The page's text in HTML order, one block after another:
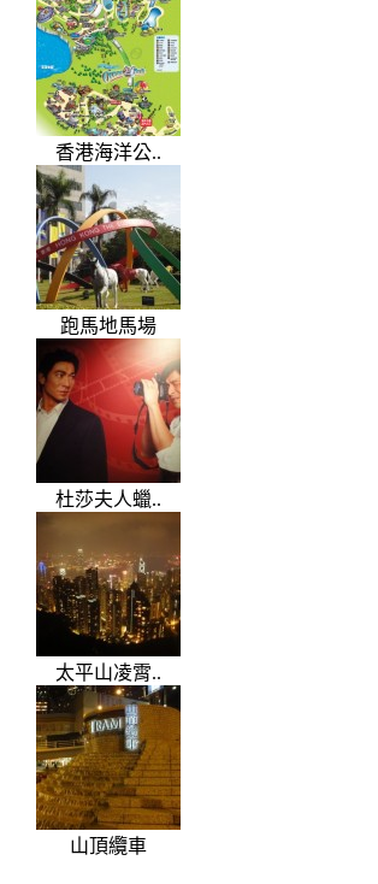
香港海洋公..
跑馬地馬場
杜莎夫人蠟..
太平山凌霄..
山頂纜車